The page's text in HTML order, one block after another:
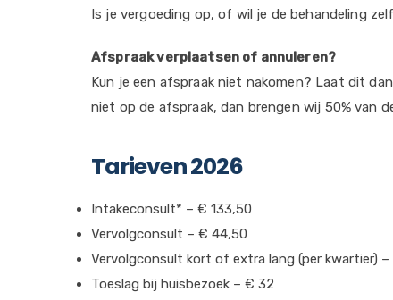
Is je vergoeding op, of wil je de behandeling
Afspraak verplaatsen of annuleren?
Kun je een afspraak niet nakomen? Laat dit
niet op de afspraak, dan brengen wij 50% van
Tarieven 2026
Intakeconsult* – € 133,50
Vervolgconsult – € 44,50
Vervolgconsult kort of extra lang (per kwartier)
Toeslag bij huisbezoek – € 32